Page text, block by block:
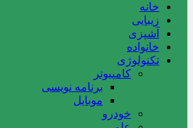
خانه
زیبایی
آشپزی
خانواده
تکنولوژی
کامپیوتر
برنامه نویسی
موبایل
خودرو